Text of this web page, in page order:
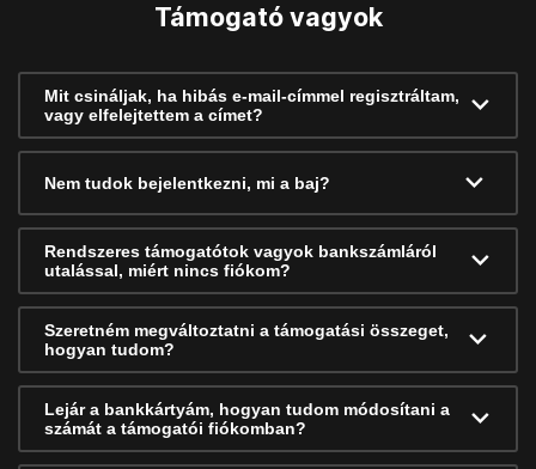
Támogató vagyok
Mit csináljak, ha hibás e-mail-címmel regisztráltam,
vagy elfelejtettem a címet?
Nem tudok bejelentkezni, mi a baj?
Rendszeres támogatótok vagyok bankszámláról
utalással, miért nincs fiókom?
Szeretném megváltoztatni a támogatási összeget,
hogyan tudom?
Lejár a bankkártyám, hogyan tudom módosítani a
számát a támogatói fiókomban?